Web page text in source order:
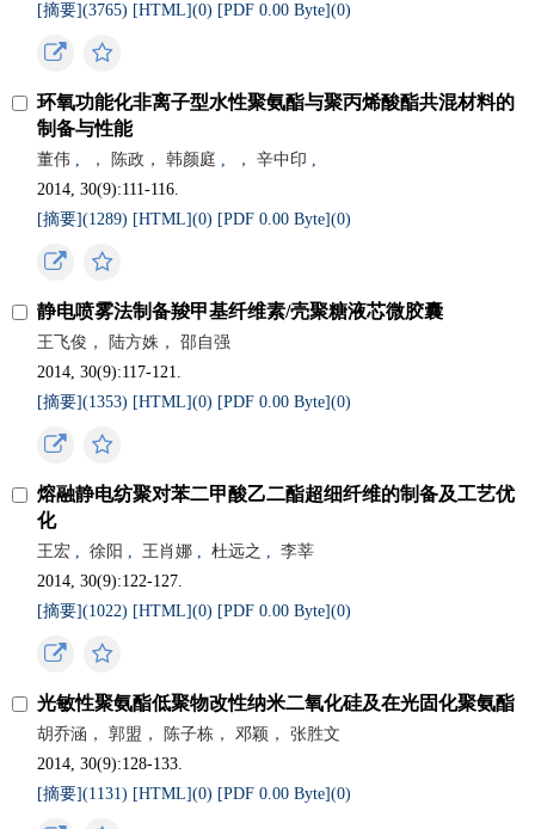
[摘要](3765) [HTML](0) [PDF 0.00 Byte](0)
环氧功能化非离子型水性聚氨酯与聚丙烯酸酯共混材料的
制备与性能
董伟 , ， 陈政， 韩颜庭 , ， 辛中印 ,
2014, 30(9):111-116.
[摘要](1289) [HTML](0) [PDF 0.00 Byte](0)
静电喷雾法制备羧甲基纤维素/壳聚糖液芯微胶囊
王飞俊， 陆方姝， 邵自强
2014, 30(9):117-121.
[摘要](1353) [HTML](0) [PDF 0.00 Byte](0)
熔融静电纺聚对苯二甲酸乙二酯超细纤维的制备及工艺优
化
王宏 , 徐阳 , 王肖娜 , 杜远之 ,
李莘
2014, 30(9):122-127.
[摘要](1022) [HTML](0) [PDF 0.00 Byte](0)
光敏性聚氨酯低聚物改性纳米二氧化硅及在光固化聚氨酯
胡乔涵， 郭盟， 陈子栋， 邓颖， 张胜文
2014, 30(9):128-133.
[摘要](1131) [HTML](0) [PDF 0.00 Byte](0)